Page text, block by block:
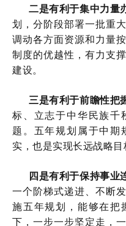
二是有利于集中力量
划，分阶段部署一批重
调动各方面资源和力量
制度的优越性，有力支
建设。
三是有利于前瞻性把
标、立志于中华民族千
题。五年规划属于中期
实，也是实现长远战略目
四是有利于保持事业
一个阶梯式递进、不断
施五年规划，能够在把
下，一步一步坚定走，